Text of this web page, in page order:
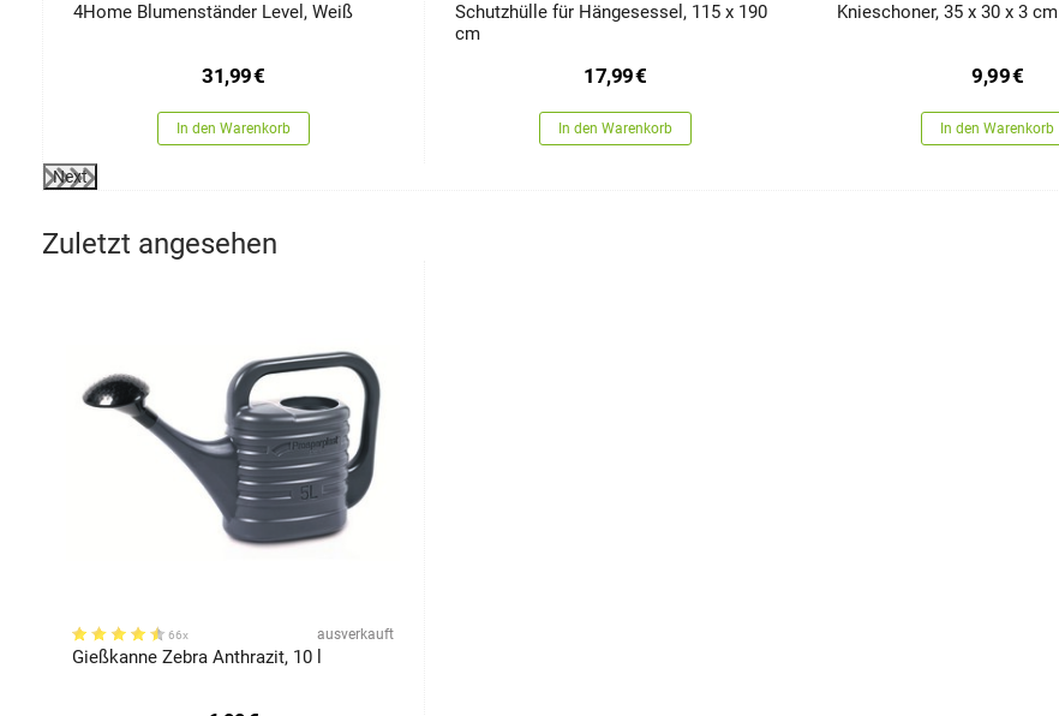
4Home Blumenständer Level, Weiß
31,99€
In den Warenkorb
Schutzhülle für Hängesessel, 115 x 190
cm
17,99€
In den Warenkorb
Knieschoner, 35 x 30 x 3 cm
9,99€
In den Warenkorb
Next
Zuletzt angesehen
66x ausverkauft
Gießkanne Zebra Anthrazit, 10 l